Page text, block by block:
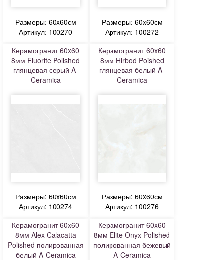
Размеры: 60x60см
Артикул: 100270
Размеры: 60x60см
Артикул: 100272
Керамогранит 60x60
8мм Fluorite Polished
глянцевая серый A-
Ceramica
Размеры: 60x60см
Артикул: 100274
Керамогранит 60x60
8мм Hirbod Poished
глянцевая белый A-
Ceramica
Размеры: 60x60см
Артикул: 100276
Керамогранит 60x60
8мм Alex Calacatta
Polished полированная
белый A-Ceramica
Керамогранит 60x60
8мм Elite Onyx Polished
полированная бежевый
A-Ceramica